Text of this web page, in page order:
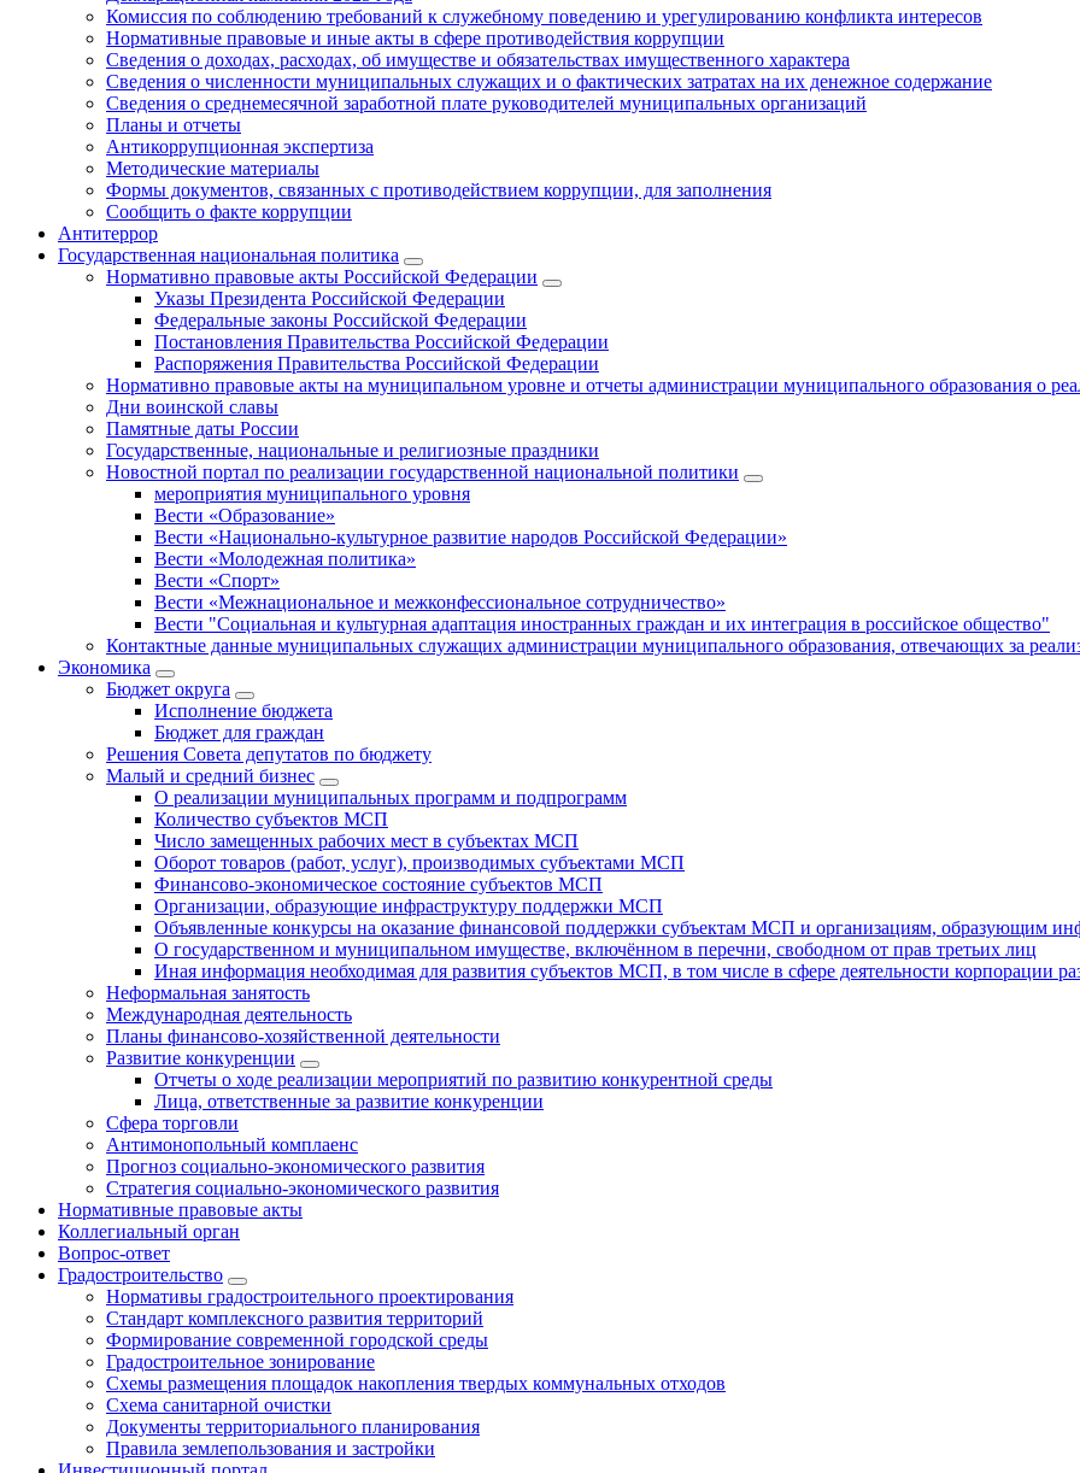
Комиссия по соблюдению требований к служебному поведению и урегулированию конфликта интересов
Нормативные правовые и иные акты в сфере противодействия коррупции
Сведения о доходах, расходах, об имуществе и обязательствах имущественного характера
Сведения о численности муниципальных служащих и о фактических затратах на их денежное содержание
Сведения о среднемесячной заработной плате руководителей муниципальных организаций
Планы и отчеты
Антикоррупционная экспертиза
Методические материалы
Формы документов, связанных с противодействием коррупции, для заполнения
Сообщить о факте коррупции
Антитеррор
Государственная национальная политика
Нормативно правовые акты Российской Федерации
Указы Президента Российской Федерации
Федеральные законы Российской Федерации
Постановления Правительства Российской Федерации
Распоряжения Правительства Российской Федерации
Нормативно правовые акты на муниципальном уровне и отчеты администрации муниципального образования о
Дни воинской славы
Памятные даты России
Государственные, национальные и религиозные праздники
Новостной портал по реализации государственной национальной политики
мероприятия муниципального уровня
Вести «Образование»
Вести «Национально-культурное развитие народов Российской Федерации»
Вести «Молодежная политика»
Вести «Спорт»
Вести «Межнациональное и межконфессиональное сотрудничество»
Вести "Социальная и культурная адаптация иностранных граждан и их интеграция в российское общество"
Контактные данные муниципальных служащих администрации муниципального образования, отвечающих за
Экономика
Бюджет округa
Исполнение бюджета
Бюджет для граждан
Решения Совета депутатов по бюджету
Малый и средний бизнес
О реализации муниципальных программ и подпрограмм
Количество субъектов МСП
Число замещенных рабочих мест в субъектах МСП
Оборот товаров (работ, услуг), производимых субъектами МСП
Финансово-экономическое состояние субъектов МСП
Организации, образующие инфраструктуру поддержки МСП
Объявленные конкурсы на оказание финансовой поддержки субъектам МСП и организациям, образующим
О государственном и муниципальном имуществе, включённом в перечни, свободном от прав третьих лиц
Иная информация необходимая для развития субъектов МСП, в том числе в сфере деятельности корпорации
Неформальная занятость
Международная деятельность
Планы финансово-хозяйственной деятельности
Развитие конкуренции
Отчеты о ходе реализации мероприятий по развитию конкурентной среды
Лица, ответственные за развитие конкуренции
Сфера торговли
Антимонопольный комплаенс
Прогноз социально-экономического развития
Стратегия социально-экономического развития
Нормативные правовые акты
Коллегиальный орган
Вопрос-ответ
Градостроительство
Нормативы градостроительного проектирования
Стандарт комплексного развития территорий
Формирование современной городской среды
Градостроительное зонирование
Схемы размещения площадок накопления твердых коммунальных отходов
Схема санитарной очистки
Документы территориального планирования
Правила землепользования и застройки